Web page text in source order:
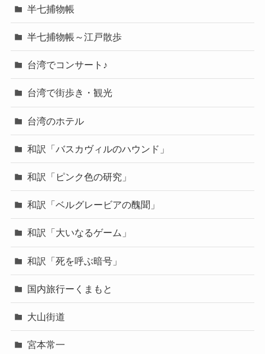
半七捕物帳
半七捕物帳～江戸散歩
台湾でコンサート♪
台湾で街歩き・観光
台湾のホテル
和訳「バスカヴィルのハウンド」
和訳「ピンク色の研究」
和訳「ベルグレービアの醜聞」
和訳「大いなるゲーム」
和訳「死を呼ぶ暗号」
国内旅行ーくまもと
大山街道
宮本常一